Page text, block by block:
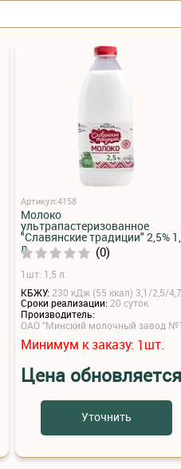
Артикул:4158
Молоко
ультрапастеризованное
"Славянские традиции" 2,5%
л (0)
1шт: 1,5 л.
КБЖУ: 230 кДж (55 ккал) 3,1/2,5/4,7
Сроки реализации:20 суток
Производитель:
ОАО "Минский молочный завод
Минимум к заказу: 1шт.
Цена обновляется
Уточнить